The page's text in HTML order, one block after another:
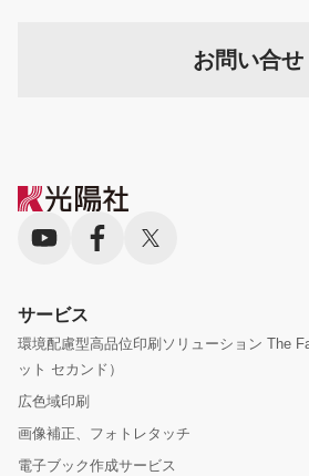
お問い合せ
サービス
環境配慮型高品位印刷ソリューション The
ット セカンド）
広色域印刷
画像補正、フォトレタッチ
電子ブック作成サービス